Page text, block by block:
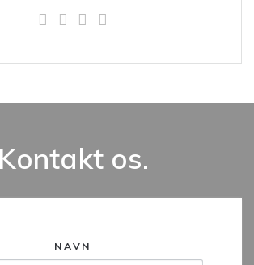
Kontakt os.
NAVN